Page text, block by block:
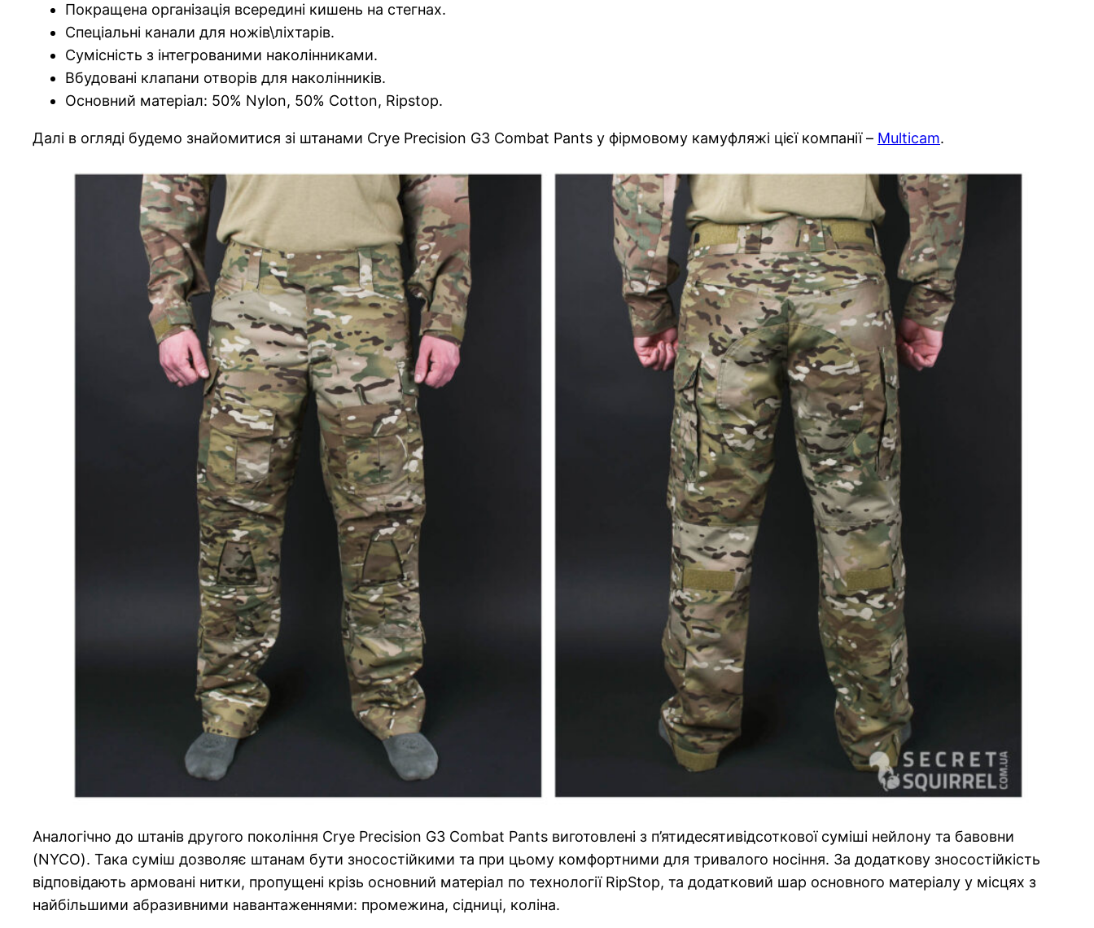
Покращена організація всередині кишень на стегнах.
Спеціальні канали для ножів\ліхтарів.
Сумісність з інтегрованими наколінниками.
Вбудовані клапани отворів для наколінників.
Основний матеріал: 50% Nylon, 50% Cotton, Ripstop.
Далі в огляді будемо знайомитися зі штанами Crye Precision G3 Combat Pants у фірмовому камуфляжі цієї компанії – Multicam.
Аналогічно до штанів другого покоління Crye Precision G3 Combat Pants виготовлені з п’ятидесятивідсоткової суміші нейлону та бавовни
(NYCO). Така суміш дозволяє штанам бути зносостійкими та при цьому комфортними для тривалого носіння. За додаткову зносостійкість
відповідають армовані нитки, пропущені крізь основний матеріал по технології RipStop, та додатковий шар основного матеріалу у місцях з
найбільшими абразивними навантаженнями: промежина, сідниці, коліна.